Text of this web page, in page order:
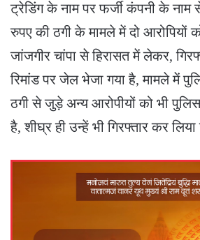
ट्रेडिंग के नाम पर फर्जी कंपनी के नाम
रुपए की ठगी के मामले में दो आरोपियों
जांजगीर चांपा से हिरासत में लेकर,
रिमांड पर जेल भेजा गया है, मामले में
ठगी से जुड़े अन्य आरोपीयों को भी
है, शीघ्र ही उन्हें भी गिरफ्तार कर लिया